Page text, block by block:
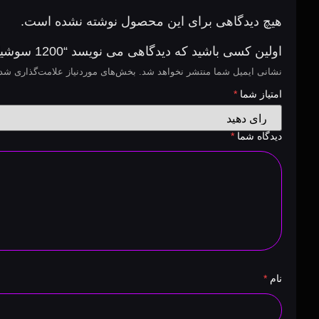
هیچ دیدگاهی برای این محصول نوشته نشده است.
اولین کسی باشید که دیدگاهی می نویسد “1200 سوشیال سیگنال”
نشانی ایمیل شما منتشر نخواهد شد. بخش‌های موردنیاز علامت‌گذاری
امتیاز شما *
دیدگاه شما *
نام *